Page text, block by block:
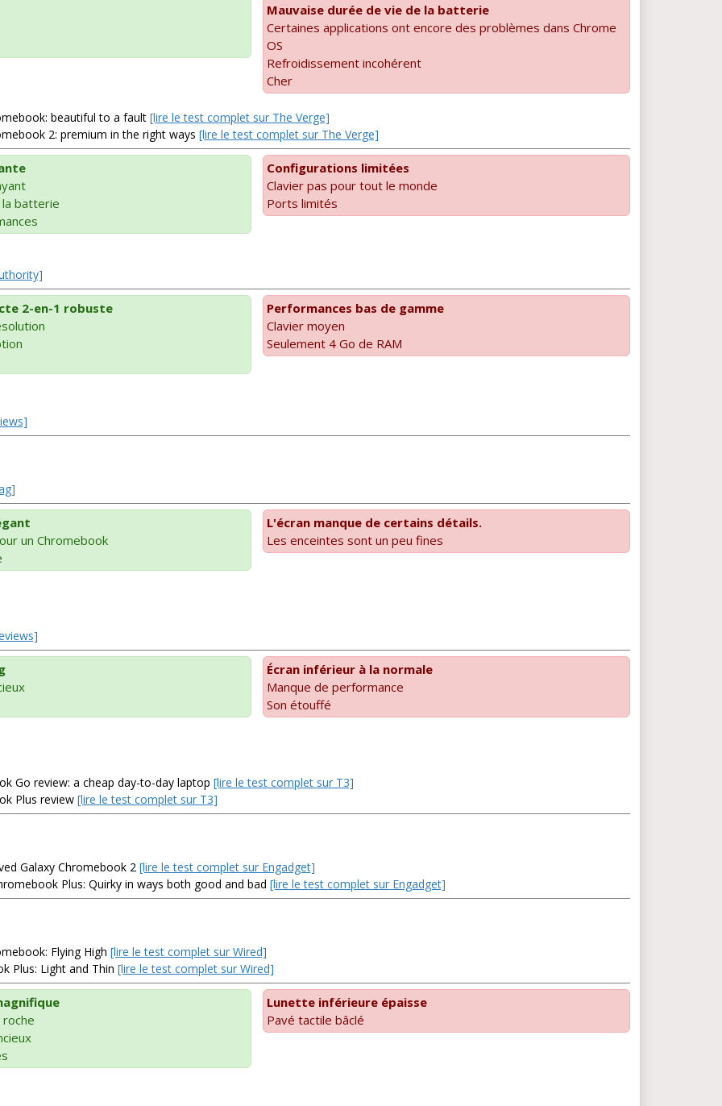
Mauvaise durée de vie de la batterie
Certaines applications ont encore des problèmes dans Chrome
OS
Refroidissement incohérent
Cher
beautiful to a fault [lire le test complet sur The Verge]
2: premium in the right ways [lire le test complet sur The Verge]
batterie
Configurations limitées
Clavier pas pour tout le monde
Ports limités
2-en-1 robuste
Performances bas de gamme
Clavier moyen
Seulement 4 Go de RAM
un Chromebook
L'écran manque de certains détails.
Les enceintes sont un peu fines
Écran inférieur à la normale
Manque de performance
Son étouffé
Go review: a cheap day-to-day laptop [lire le test complet sur T3]
Plus review [lire le test complet sur T3]
Galaxy Chromebook 2 [lire le test complet sur Engadget]
Plus: Quirky in ways both good and bad [lire le test complet sur Engadget]
Flying High [lire le test complet sur Wired]
Plus: Light and Thin [lire le test complet sur Wired]
Lunette inférieure épaisse
Pavé tactile bâclé